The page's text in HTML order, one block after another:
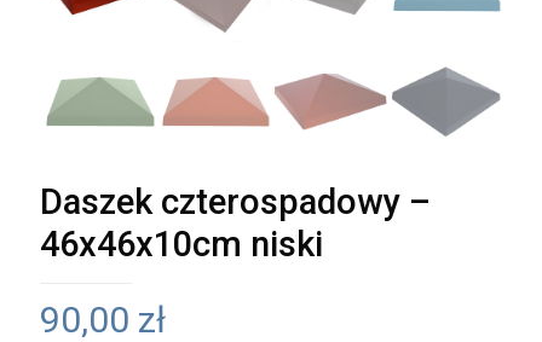
Daszek czterospadowy –
46x46x10cm niski
90,00 zł